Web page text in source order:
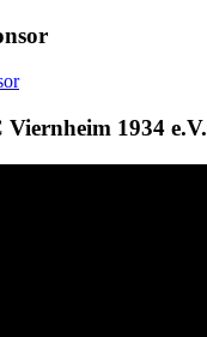
1934 e.V.